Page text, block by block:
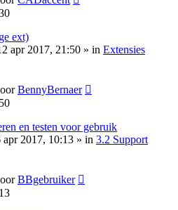
ext)
apr 2017, 21:50 » in Extensies
BennyBernaer
en testen voor gebruik
2017, 10:13 » in 3.2 Support
BBgebruiker